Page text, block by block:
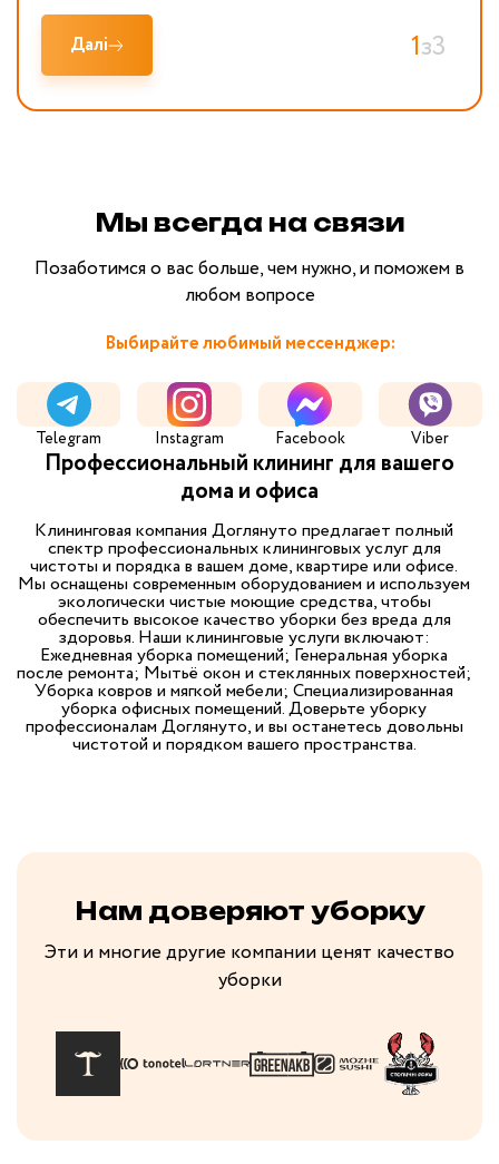
Далі 1з3
Мы всегда на связи
Позаботимся о вас больше, чем нужно, и поможем в
любом вопросе
Выбирайте любимый мессенджер:
Telegram Instagram Facebook Viber
Профессиональный клининг для вашего
дома и офиса
Клининговая компания Доглянуто предлагает полный
спектр профессиональных клининговых услуг для
чистоты и порядка в вашем доме, квартире или офисе.
Мы оснащены современным оборудованием и используем
экологически чистые моющие средства, чтобы
обеспечить высокое качество уборки без вреда для
здоровья. Наши клининговые услуги включают:
Ежедневная уборка помещений; Генеральная уборка
после ремонта; Мытьё окон и стеклянных поверхностей;
Уборка ковров и мягкой мебели; Специализированная
уборка офисных помещений. Доверьте уборку
профессионалам Доглянуто, и вы останетесь довольны
чистотой и порядком вашего пространства.
Нам доверяют уборку
Эти и многие другие компании ценят качество
уборки